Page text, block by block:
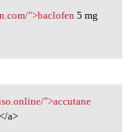
">baclofen 5 mg
">accutane
a>